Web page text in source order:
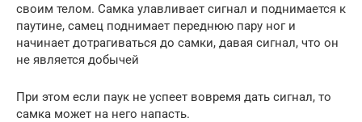
своим телом. Самка улавливает сигнал и поднимается к
паутине, самец поднимает переднюю пару ног и
начинает дотрагиваться до самки, давая сигнал, что он
не является добычей
При этом если паук не успеет вовремя дать сигнал, то
самка может на него напасть.